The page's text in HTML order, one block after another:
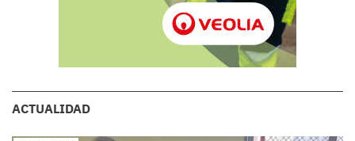
ACTUALIDAD